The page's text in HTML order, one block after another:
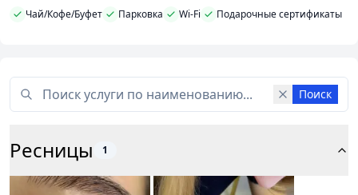
Чай/Кофе/Буфет
Парковка Wi-Fi Подарочные сертификаты
Поиск
Ресницы 1